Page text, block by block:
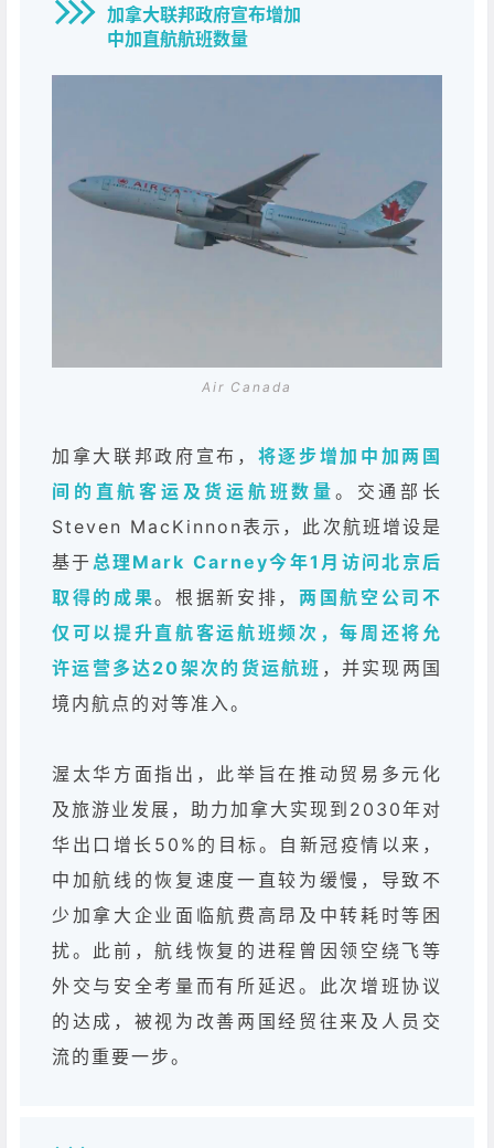
加拿大联邦政府宣布增加
中加直航航班数量
Air Canada
加拿大联邦政府宣布， 将逐步增加中加两国
间的直航客运及货运航班数量 。交通部长
Steven MacKinnon表示，此次航班增设是
基于 总理Mark Carney今年1月访问北京后
取得的成果。根据新安排， 两国航空公司不
仅可以提升直航客运航班频次，每周还将允
许运营多达20架次的货运航班 ，并实现两国
境内航点的对等准入。
渥太华方面指出，此举旨在推动贸易多元化
及旅游业发展，助力加拿大实现到2030年对
华出口增长50%的目标。自新冠疫情以来，
中加航线的恢复速度一直较为缓慢，导致不
少加拿大企业面临航费高昂及中转耗时等困
扰。此前，航线恢复的进程曾因领空绕飞等
外交与安全考量而有所延迟。此次增班协议
的达成，被视为改善两国经贸往来及人员交
流的重要一步。